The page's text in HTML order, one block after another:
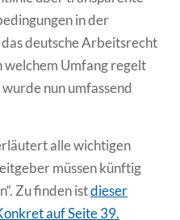
in der
das deutsche Arbeitsrecht
Umfang regelt
nun umfassend
alle wichtigen
müssen künftig
Zu finden istdieser
auf Seite 39.